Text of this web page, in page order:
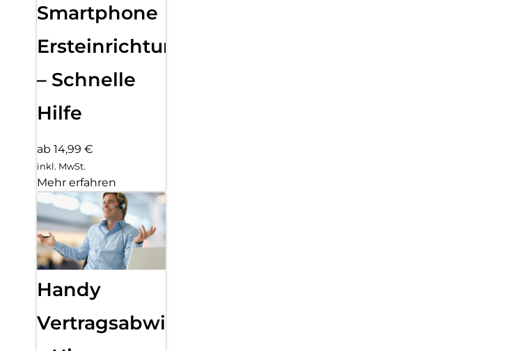
Smartphone
Ersteinrichtung
– Schnelle
Hilfe
ab 14,99 €
inkl. MwSt.
Mehr erfahren
Handy
Vertragsabwicklung